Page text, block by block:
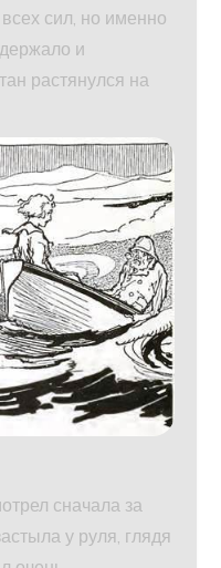
сил, но именно
и
растянулся на
сначала за
у руля, глядя